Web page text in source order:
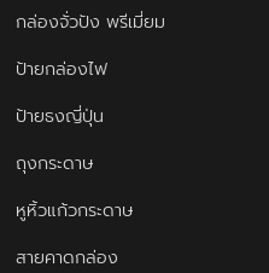
กล่องจั่วปัง พรีเมี่ยม
ป้ายกล่องไฟ
ป้ายธงญี่ปุ่น
ถุงกระดาษ
หูหิ้วแก้วกระดาษ
สายคาดกล่อง